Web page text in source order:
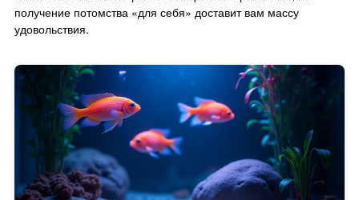
получение потомства «для себя» доставит вам массу
удовольствия.